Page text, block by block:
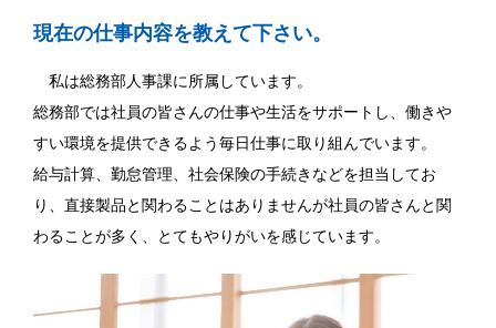
現在の仕事内容を教えて下さい。
私は総務部人事課に所属しています。
総務部では社員の皆さんの仕事や生活をサポートし、働きや
すい環境を提供できるよう毎日仕事に取り組んでいます。
給与計算、勤怠管理、社会保険の手続きなどを担当してお
り、直接製品と関わることはありませんが社員の皆さんと関
わることが多く、とてもやりがいを感じています。